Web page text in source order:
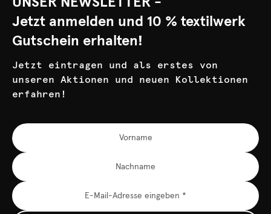
Jetzt anmelden und 10 % textilwerk
Gutschein erhalten!
Jetzt eintragen und als erstes von
unseren Aktionen und neuen Kollektionen
erfahren!